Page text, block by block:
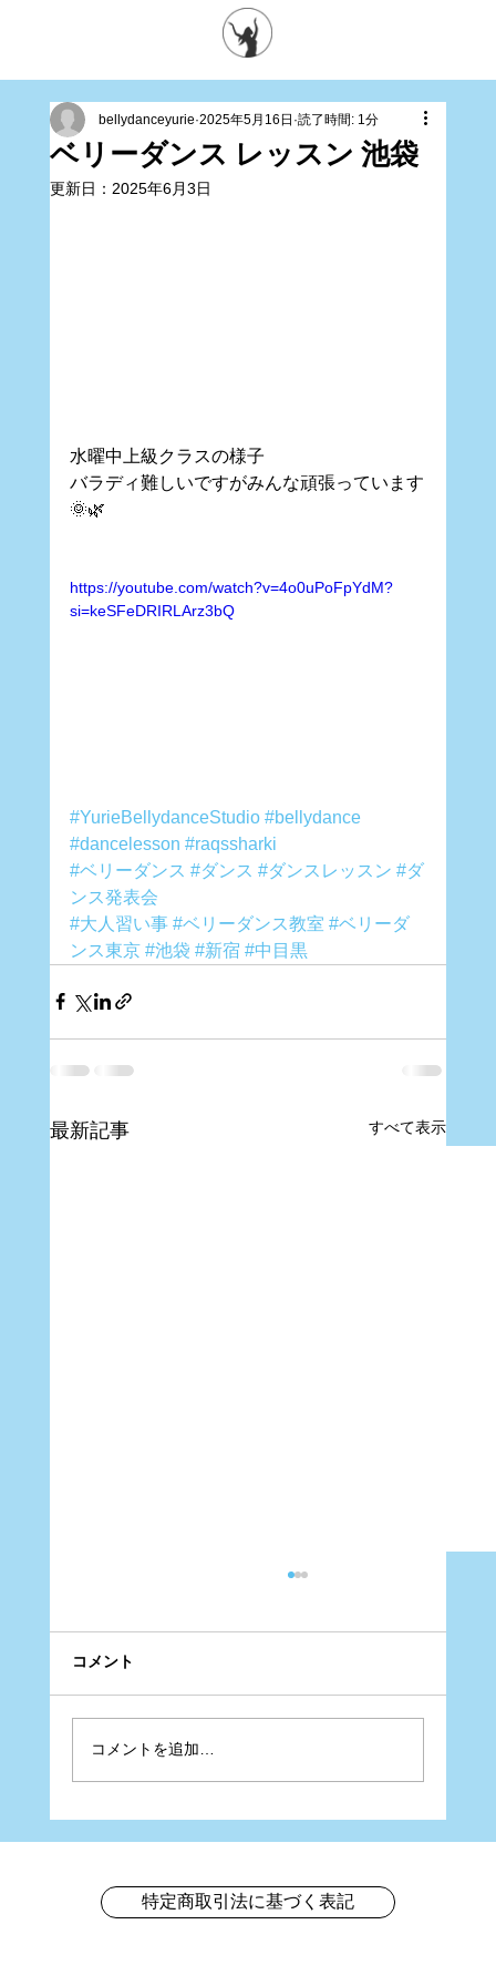
ベリーダンス レッスン 池袋
bellydanceyurie 2025年5月16日 読了時間: 1分
更新日： 2025年6月3日
水曜中上級クラスの様子
バラディ難しいですがみんな頑張っています
🌞🌿
https://youtube.com/watch?v=4o0uPoFpYdM?
si=keSFeDRIRLArz3bQ
#YurieBellydanceStudio #bellydance
#dancelesson #raqssharki
#ベリーダンス #ダンス #ダンスレッスン #ダ
ンス発表会
#大人習い事 #ベリーダンス教室 #ベリーダ
ンス東京 #池袋 #新宿 #中目黒
最新記事 すべて表示
コメント
コメントを追加…
特定商取引法に基づく表記